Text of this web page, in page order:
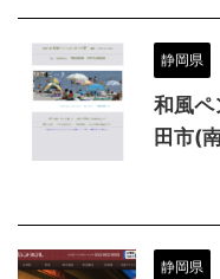
静岡県
和風ペ
田市(
静岡県